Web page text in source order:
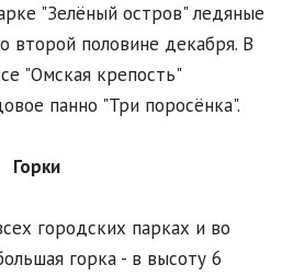
"Зелёный остров" ледяные
второй половине декабря. В
"Омская крепость"
панно "Три поросёнка".
Горки
городских парках и во
горка - в высоту 6